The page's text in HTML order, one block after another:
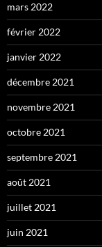
mars 2022
février 2022
janvier 2022
décembre 2021
novembre 2021
octobre 2021
septembre 2021
août 2021
juillet 2021
juin 2021